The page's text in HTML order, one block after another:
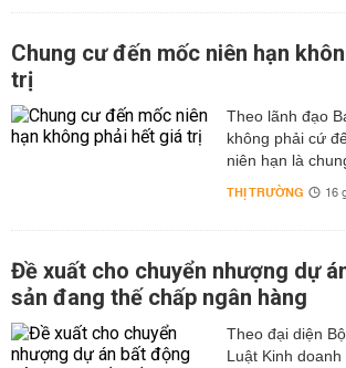
Chung cư đến mốc niên hạn
trị
Theo lãnh đạo
không phải cứ
niên hạn là
THỊ TRƯỜNG 16
Đề xuất cho chuyển nhượng dự
sản đang thế chấp ngân hàng
Theo đại diện
Luật Kinh